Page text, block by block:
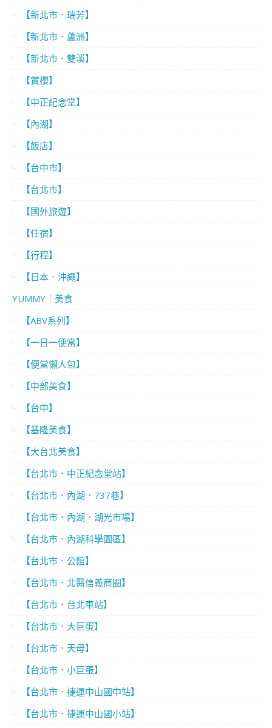
【新北市．瑞芳】
【新北市．蘆洲】
【新北市．雙溪】
【賞櫻】
【中正紀念堂】
【內湖】
【飯店】
【台中市】
【台北市】
【國外旅遊】
【住宿】
【行程】
【日本．沖繩】
YUMMY｜美食
【ABV系列】
【一日一便當】
【便當懶人包】
【中部美食】
【台中】
【基隆美食】
【大台北美食】
【台北市．中正紀念堂站】
【台北市．內湖．737巷】
【台北市．內湖．湖光市場】
【台北市．內湖科學園區】
【台北市．公館】
【台北市．北醫信義商圈】
【台北市．台北車站】
【台北市．大巨蛋】
【台北市．天母】
【台北市．小巨蛋】
【台北市．捷運中山國中站】
【台北市．捷運中山國小站】